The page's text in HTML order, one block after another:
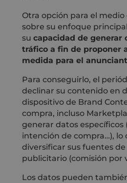
Otra opción para el medio
sobre su enfoque
su capacidad de generar
tráfico a fin de proponer
medida para el
Para conseguirlo, el
declinar su contenido en
dispositivo de Brand
compra, incluso
generar datos específicos
intención de compra…), lo
diversificar sus fuentes
publicitario (comisión por
Los datos pueden